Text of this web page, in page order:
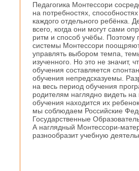
Педагогика Монтессори
на потребностях,
каждого отдельного ребёнка.
всего, когда они могут сами
ритм и способ учёбы. Поэтому
системы Монтессори
управлять выбором темпа,
изученного. Но это не значит,
обучения составляется
обучения непредсказуемы.
на весь период обучения
родителям наглядно видеть на
обучения находится их
мы соблюдаем Российские
Государственные
А наглядный Монтессори-
разнообразит учебную